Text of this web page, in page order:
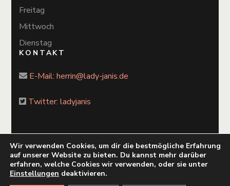
Freitag
Mittwoch
Dienstag
KONTAKT
E-Mail:herrin@lady-janis.de
Twitter: ladyjanis
2026 Copyright Lady Janis. Blossom Chicby Blossom
Themes. Powered by WordPress.
Wir verwenden Cookies, um dir die bestmögliche Erfahrung
auf unserer Website zu bieten. Du kannst mehr darüber
erfahren, welche Cookies wir verwenden, oder sie unter
Einstellungen deaktivieren.